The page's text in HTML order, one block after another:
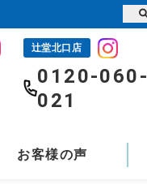
辻堂北口店
0120-060-
021
お客様の声